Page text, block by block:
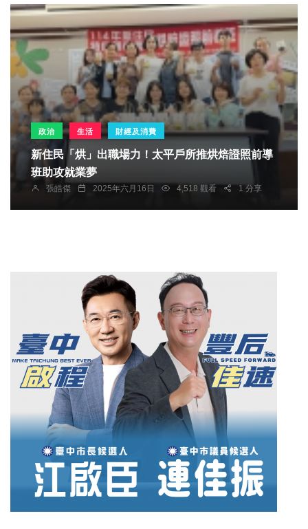
政治 生活 財經及消費
新住民「烘」出職場力！太平戶所推烘焙證照前導
班助攻就業夢
張皓傑 2025年六月16日 4,518 觀看 1 分享